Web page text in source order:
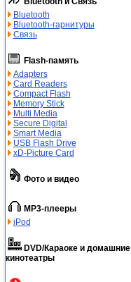
Bluetooth
Bluetooth-гарнитуры
Связь
Flash-память
Adapters
Card Readers
Compact Flash
Memory Stick
Multi Media
Secure Digital
Smart Media
USB Flash Drive
xD-Picture Card
Фото и видео
MP3-плееры
iPod
DVD/Караоке и домашние
кинотеатры